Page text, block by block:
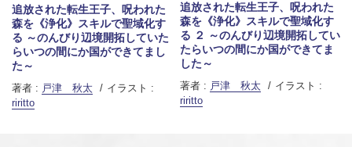
追放された転生王子、呪われた
森を《浄化》スキルで聖域化す
る ～のんびり辺境開拓していた
らいつの間にか国ができてまし
た～
著者 : 戸津 秋太
イラスト :
riritto
追放された転生王子、呪われた
森を《浄化》スキルで聖域化す
る ２ ～のんびり辺境開拓してい
たらいつの間にか国ができてま
した～
著者 : 戸津 秋太
イラスト :
riritto